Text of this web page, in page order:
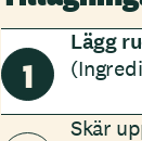
1
Lägg
Skär